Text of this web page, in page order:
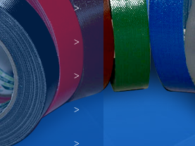
>
>
>
>
>